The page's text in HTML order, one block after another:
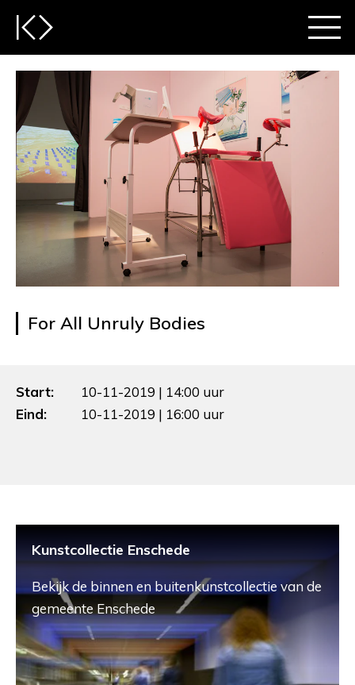
For All Unruly Bodies
Start:
10-11-2019 | 14:00 uur
Eind:
10-11-2019 | 16:00 uur
Kunstcollectie Enschede
Bekijk de binnen en buitenkunstcollectie van de
gemeente Enschede